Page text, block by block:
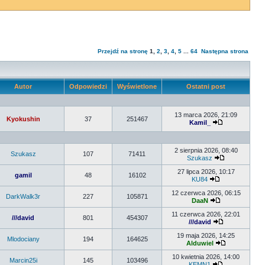
Przejdź na stronę 1 2 3 4 5 64 Następna strona
Autor Odpowiedzi Wyświetlone Ostatni post
Kyokushin 37 251467
13 marca 2026, 21:09
Kamil_
Szukasz 107 71411
2 sierpnia 2026, 08:40
Szukasz
gamil 48 16102
27 lipca 2026, 10:17
KU84
DarkWalk3r 227 105871
12 czerwca 2026, 06:15
DaaN
///david 801 454307
11 czerwca 2026, 22:01
///david
Mlodociany 194 164625
19 maja 2026, 14:25
Alduwiel
Marcin25i 145 103496
10 kwietnia 2026, 14:00